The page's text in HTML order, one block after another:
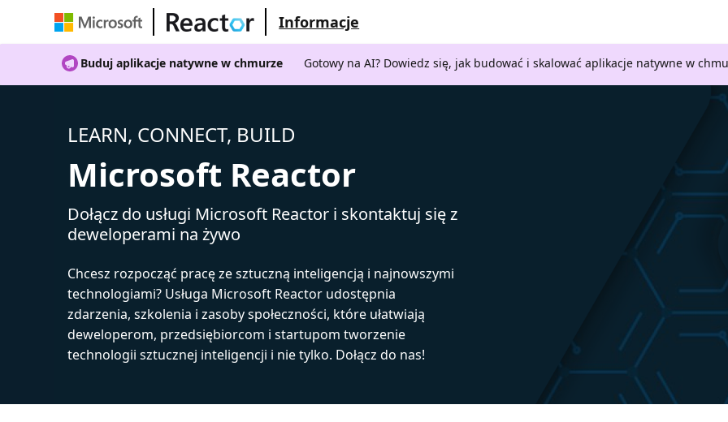
Informacje
Buduj aplikacje natywne w chmurze Gotowy na AI? Dowiedz się, jak budować i skalować aplikacje natywne w
LEARN, CONNECT, BUILD
Microsoft Reactor
Dołącz do usługi Microsoft Reactor i skontaktuj się z
deweloperami na żywo
Chcesz rozpocząć pracę ze sztuczną inteligencją i najnowszymi
technologiami? Usługa Microsoft Reactor udostępnia
zdarzenia, szkolenia i zasoby społeczności, które ułatwiają
deweloperom, przedsiębiorcom i startupom tworzenie
technologii sztucznej inteligencji i nie tylko. Dołącz do nas!